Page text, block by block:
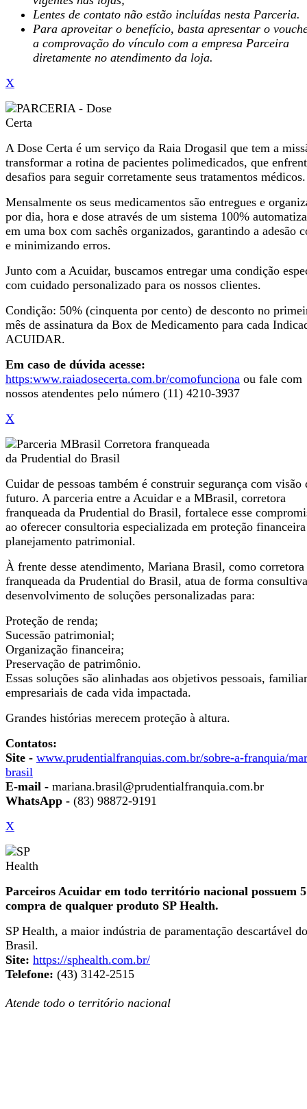
Lentes de contato não estão incluídas nesta Parceria.
Para aproveitar o benefício, basta apresentar o
a comprovação do vínculo com a empresa Parceira
diretamente no atendimento da loja.
X
A Dose Certa é um serviço da Raia Drogasil que tem a
transformar a rotina de pacientes polimedicados, que
desafios para seguir corretamente seus tratamentos
Mensalmente os seus medicamentos são entregues e
por dia, hora e dose através de um sistema 100%
em uma box com sachês organizados, garantindo a adesão
e minimizando erros.
Junto com a Acuidar, buscamos entregar uma condição
com cuidado personalizado para os nossos clientes.
Condição: 50% (cinquenta por cento) de desconto no
mês de assinatura da Box de Medicamento para cada
ACUIDAR.
Em caso de dúvida acesse:
https:www.raiadosecerta.com.br/comofunciona ou fale com
nossos atendentes pelo número (11) 4210-3937
X
Cuidar de pessoas também é construir segurança com visão
futuro. A parceria entre a Acuidar e a MBrasil, corretora
franqueada da Prudential do Brasil, fortalece esse
ao oferecer consultoria especializada em proteção
planejamento patrimonial.
À frente desse atendimento, Mariana Brasil, como corretora
franqueada da Prudential do Brasil, atua de forma
desenvolvimento de soluções personalizadas para:
Proteção de renda;
Sucessão patrimonial;
Organização financeira;
Preservação de patrimônio.
Essas soluções são alinhadas aos objetivos pessoais,
empresariais de cada vida impactada.
Grandes histórias merecem proteção à altura.
Contatos:
Site - www.prudentialfranquias.com.br/sobre-a-franquia/
brasil
E-mail - mariana.brasil@prudentialfranquia.com.br
WhatsApp - (83) 98872-9191
X
Parceiros Acuidar em todo território nacional possuem
compra de qualquer produto SP Health.
SP Health, a maior indústria de paramentação descartável do
Brasil.
Site: https://sphealth.com.br/
Telefone: (43) 3142-2515
Atende todo o território nacional